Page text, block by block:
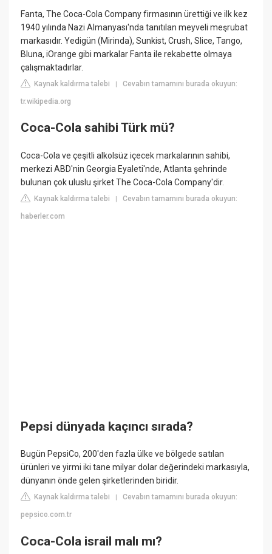
Fanta, The Coca-Cola Company firmasının ürettiği ve ilk kez
1940 yılında Nazi Almanyası'nda tanıtılan meyveli meşrubat
markasıdır. Yedigün (Mirinda), Sunkist, Crush, Slice, Tango,
Bluna, iOrange gibi markalar Fanta ile rekabette olmaya
çalışmaktadırlar.
Kaynak kaldırma talebi |Cevabın tamamını burada okuyun:
tr.wikipedia.org
Coca-Cola sahibi Türk mü?
Coca-Cola ve çeşitli alkolsüz içecek markalarının sahibi,
merkezi ABD'nin Georgia Eyaleti'nde, Atlanta şehrinde
bulunan çok uluslu şirket The Coca-Cola Company'dir.
Kaynak kaldırma talebi |Cevabın tamamını burada okuyun:
haberler.com
Pepsi dünyada kaçıncı sırada?
Bugün PepsiCo, 200'den fazla ülke ve bölgede satılan
ürünleri ve yirmi iki tane milyar dolar değerindeki markasıyla,
dünyanın önde gelen şirketlerinden biridir.
Kaynak kaldırma talebi |Cevabın tamamını burada okuyun:
pepsico.com.tr
Coca-Cola israil malı mı?